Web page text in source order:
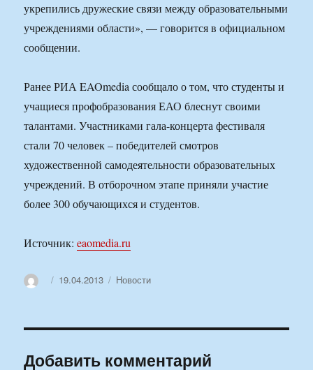
укрепились дружеские связи между образовательными
учреждениями области», — говорится в официальном
сообщении.
Ранее РИА EAOmedia сообщало о том, что студенты и
учащиеся профобразования ЕАО блеснут своими
талантами. Участниками гала-концерта фестиваля
стали 70 человек – победителей смотров
художественной самодеятельности образовательных
учреждений. В отборочном этапе приняли участие
более 300 обучающихся и студентов.
Источник:eaomedia.ru
АвторОпубликовано
19.04.2013 Рубрики
Новости
Добавить комментарий